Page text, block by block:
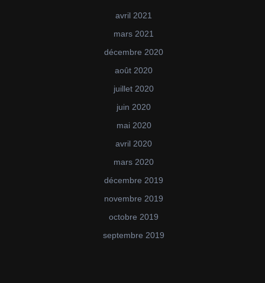
avril 2021
mars 2021
décembre 2020
août 2020
juillet 2020
juin 2020
mai 2020
avril 2020
mars 2020
décembre 2019
novembre 2019
octobre 2019
septembre 2019